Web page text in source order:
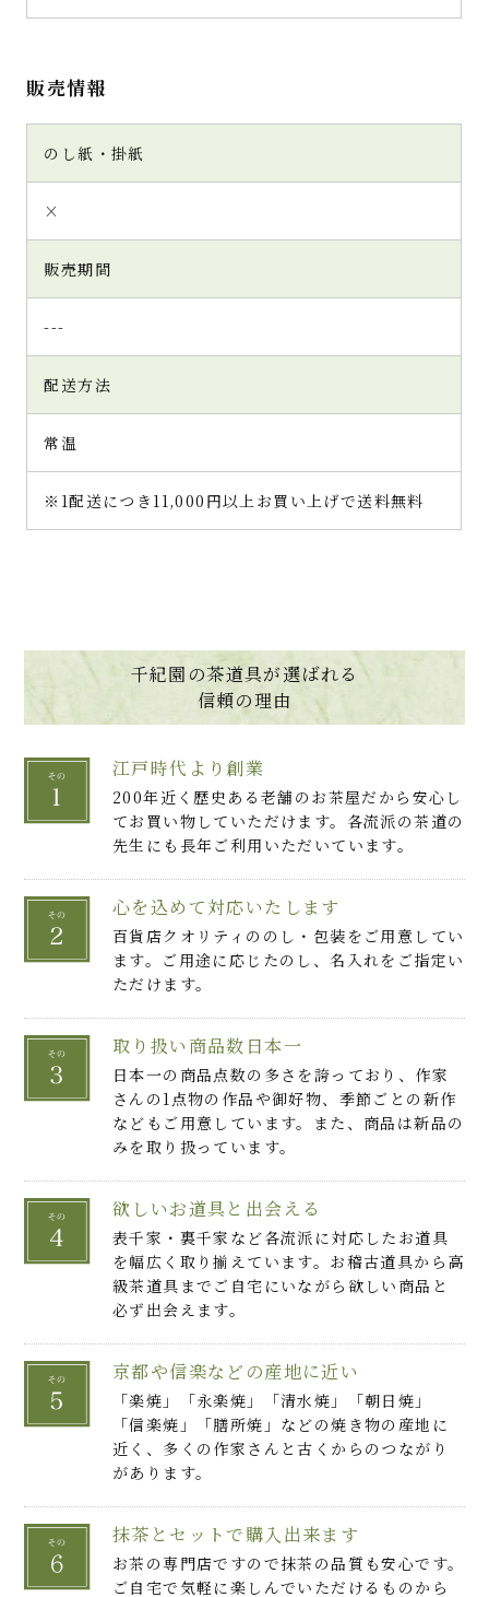
販売情報
のし紙・掛紙
×
販売期間
---
配送方法
常温
※1配送につき11,000円以上お買い上げで送料無料
千紀園の茶道具が選ばれる
信頼の理由
江戸時代より創業
200年近く歴史ある老舗のお茶屋だから安心し
てお買い物していただけます。各流派の茶道の
先生にも長年ご利用いただいています。
心を込めて対応いたします
百貨店クオリティののし・包装をご用意してい
ます。ご用途に応じたのし、名入れをご指定い
ただけます。
取り扱い商品数日本一
日本一の商品点数の多さを誇っており、作家
さんの1点物の作品や御好物、季節ごとの新作
などもご用意しています。また、商品は新品の
みを取り扱っています。
欲しいお道具と出会える
表千家・裏千家など各流派に対応したお道具
を幅広く取り揃えています。お稽古道具から高
級茶道具までご自宅にいながら欲しい商品と
必ず出会えます。
京都や信楽などの産地に近い
「楽焼」「永楽焼」「清水焼」「朝日焼」
「信楽焼」「膳所焼」などの焼き物の産地に
近く、多くの作家さんと古くからのつながり
があります。
抹茶とセットで購入出来ます
お茶の専門店ですので抹茶の品質も安心です。
ご自宅で気軽に楽しんでいただけるものから